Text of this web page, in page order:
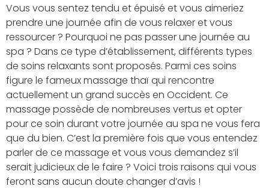
Vous vous sentez tendu et épuisé et vous aimeriez
prendre une journée afin de vous relaxer et vous
ressourcer ? Pourquoi ne pas passer une journée au
spa ? Dans ce type d’établissement, différents types
de soins relaxants sont proposés. Parmi ces soins
figure le fameux massage thaï qui rencontre
actuellement un grand succès en Occident. Ce
massage possède de nombreuses vertus et opter
pour ce soin durant votre journée au spa ne vous fera
que du bien. C’est la première fois que vous entendez
parler de ce massage et vous vous demandez s’il
serait judicieux de le faire ? Voici trois raisons qui vous
feront sans aucun doute changer d’avis !